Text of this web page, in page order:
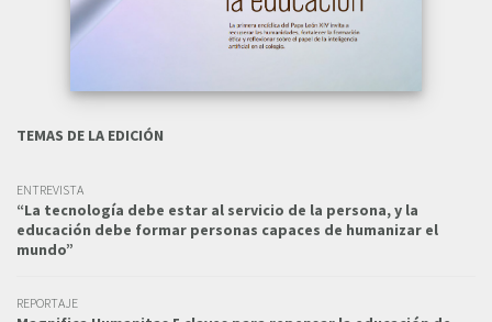
TEMAS DE LA EDICIÓN
ENTREVISTA
“La tecnología debe estar al servicio de la persona, y la
educación debe formar personas capaces de humanizar el
mundo”
REPORTAJE